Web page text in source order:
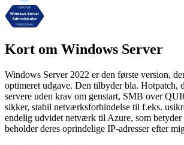
Kort om Windows Server
Windows Server 2022 er den første version,
optimeret udgave. Den tilbyder bla. Hotpatch,
servere uden krav om genstart, SMB over
sikker, stabil netværksforbindelse til f.eks.
endelig udvidet netværk til Azure, som betyder
beholder deres oprindelige IP-adresser efter